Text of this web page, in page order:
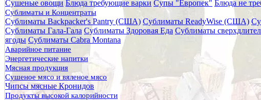
Сушеные овощи Блюда требующие варки Супы "Европек" Блюда не
Сублиматы и Концентраты
Сублиматы Backpacker's Pantry (США) Сублиматы ReadyWise (США)
Сублиматы Гала-Гала Сублиматы Здоровая Еда Сублиматы
ягоды Сублиматы Cabra Montana
Аварийное питание
Энергетические напитки
Мясная продукция
Сушеное мясо и вяленое мясо
Чипсы мясные Кронидов
Продукты высокой калорийности
Главная
Каталог товаров
Медицина
Перевязочные средства
Индивидуальные перевязочные пакеты
Бандаж (Пакет перевязочный индивидуальный) ППИ-Э-15 одна
Бандаж (Пакет перевязочный